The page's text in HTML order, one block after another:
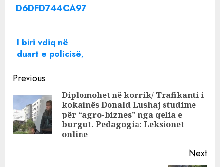
I biri vdiq në
duart e policisë,
djalin si luan, ma
Continue
Reading
Previous
Diplomohet në korrik/ Trafikanti i
kokainës Donald Lushaj studime
për “agro-biznes” nga qelia e
burgut. Pedagogia: Leksionet
online
Next